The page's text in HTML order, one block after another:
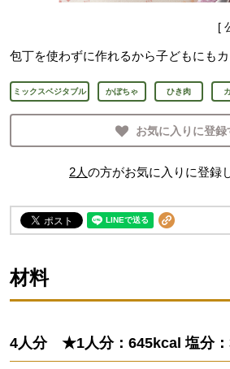
[
包丁を使わずに作れるから子どもにも
ミックスベジタブル かぼちゃ ひき肉
お気に入りに登録
2人の方がお気に入りに登録
材料
4人分 ★1人分：645kcal 塩分：